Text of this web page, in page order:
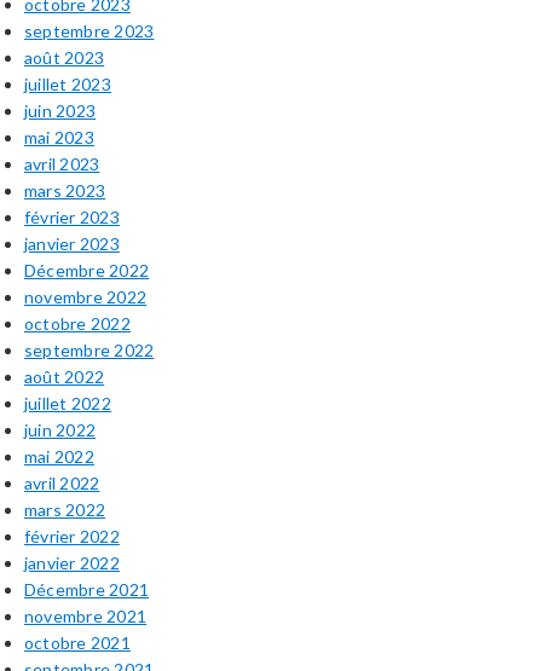
octobre 2023
septembre 2023
août 2023
juillet 2023
juin 2023
mai 2023
avril 2023
mars 2023
février 2023
janvier 2023
Décembre 2022
novembre 2022
octobre 2022
septembre 2022
août 2022
juillet 2022
juin 2022
mai 2022
avril 2022
mars 2022
février 2022
janvier 2022
Décembre 2021
novembre 2021
octobre 2021